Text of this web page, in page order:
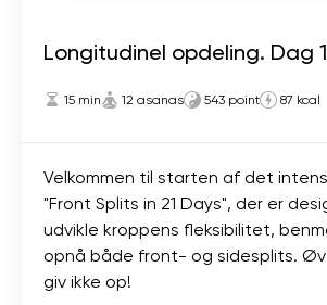
Longitudinel opdeling. Dag 1
15 min 12 asanas 543 point 87 kcal
Velkommen til starten af ​​det
"Front Splits in 21 Days", der er
udvikle kroppens fleksibilitet,
opnå både front- og sidesplits. Øv
giv ikke op!